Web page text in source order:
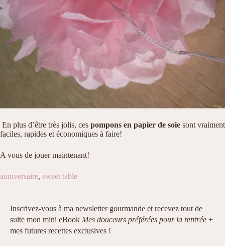
En plus d’être très jolis, ces pompons en papier de soie sont vraiment
faciles, rapides et économiques à faire!
A vous de jouer maintenant!
anniversaire, sweet table
Inscrivez-vous à ma newsletter gourmande et recevez tout de
suite mon mini eBook Mes douceurs préférées pour la rentrée +
mes futures recettes exclusives !